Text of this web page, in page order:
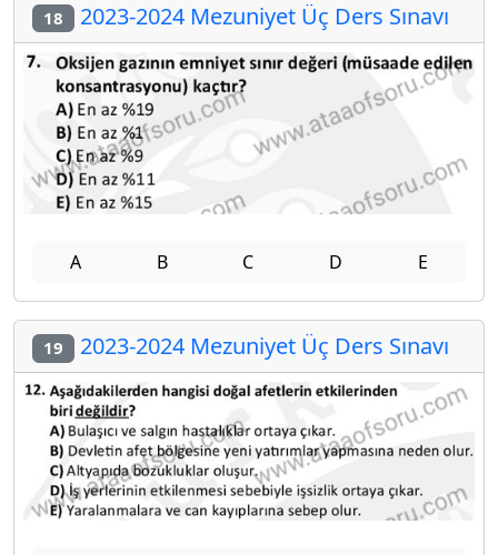
18 2023-2024 Mezuniyet Üç Ders Sınavı
A B C D E
19 2023-2024 Mezuniyet Üç Ders Sınavı